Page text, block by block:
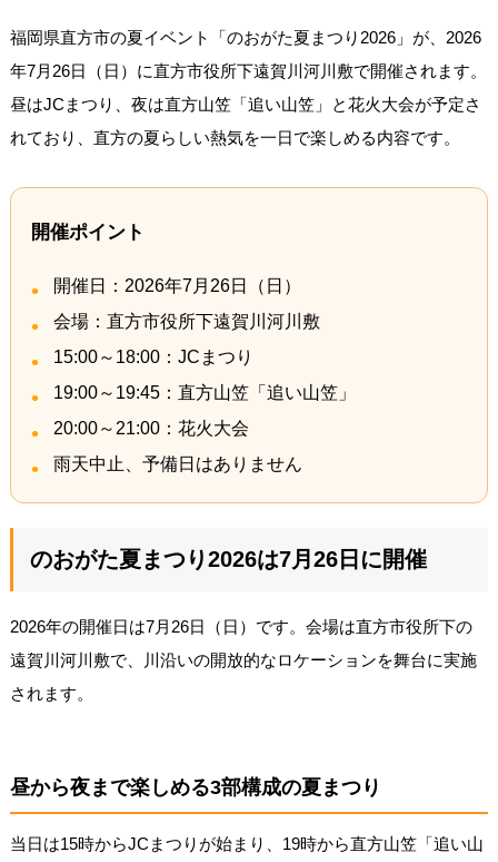
福岡県直方市の夏イベント「のおがた夏まつり2026」が、2026
年7月26日（日）に直方市役所下遠賀川河川敷で開催されます。
昼はJCまつり、夜は直方山笠「追い山笠」と花火大会が予定さ
れており、直方の夏らしい熱気を一日で楽しめる内容です。
開催ポイント
開催日：2026年7月26日（日）
会場：直方市役所下遠賀川河川敷
15:00～18:00：JCまつり
19:00～19:45：直方山笠「追い山笠」
20:00～21:00：花火大会
雨天中止、予備日はありません
のおがた夏まつり2026は7月26日に開催
2026年の開催日は7月26日（日）です。会場は直方市役所下の
遠賀川河川敷で、川沿いの開放的なロケーションを舞台に実施
されます。
昼から夜まで楽しめる3部構成の夏まつり
当日は15時からJCまつりが始まり、19時から直方山笠「追い山